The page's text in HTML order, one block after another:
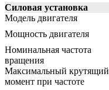
Силовая установка
Модель двигателя
Мощность двигателя
Номинальная частота
вращения
Максимальный крутящий
момент при частоте